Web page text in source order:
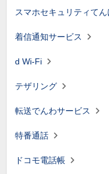
スマホセキュリティてん
着信通知サービス
d Wi-Fi
テザリング
転送でんわサービス
特番通話
ドコモ電話帳